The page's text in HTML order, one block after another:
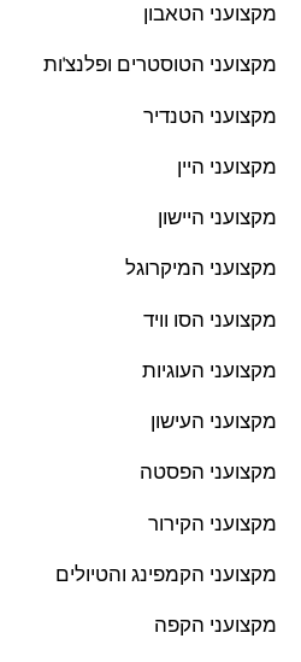
מקצועני הטאבון
מקצועני הטוסטרים ופלנצ'ות
מקצועני הטנדיר
מקצועני היין
מקצועני היישון
מקצועני המיקרוגל
מקצועני הסו וויד
מקצועני העוגיות
מקצועני העישון
מקצועני הפסטה
מקצועני הקירור
מקצועני הקמפינג והטיולים
מקצועני הקפה